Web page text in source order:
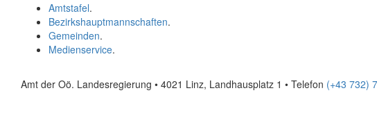
Amtstafel.
Bezirkshauptmannschaften.
Gemeinden.
Medienservice.
Amt der Oö. Landesregierung • 4021 Linz, Landhausplatz 1 • Telefon (+43 732)